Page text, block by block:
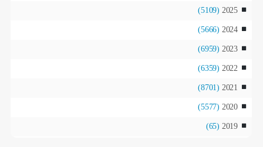
2025
(5109)
2024
(5666)
2023
(6959)
2022
(6359)
2021
(8701)
2020
(5577)
2019
(65)